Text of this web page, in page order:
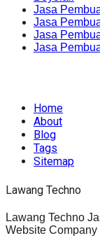
Jasa
Jasa
Jasa
Jasa
Home
About
Blog
Tags
Sitemap
Lawang Techno
Lawang Techno
Website